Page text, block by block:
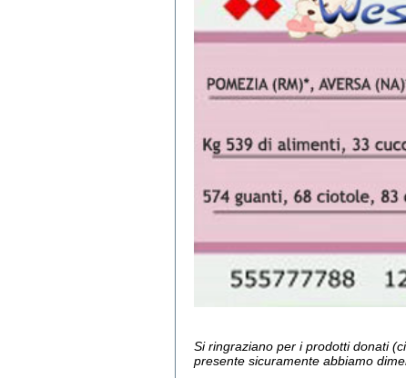
Si ringraziano per i prodotti donati
presente sicuramente abbiamo